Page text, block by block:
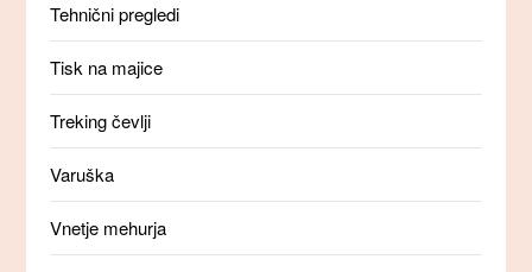
Tehnični pregledi
Tisk na majice
Treking čevlji
Varuška
Vnetje mehurja